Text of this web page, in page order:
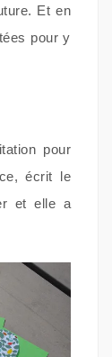
Et en
pour y
pour
écrit le
et elle a